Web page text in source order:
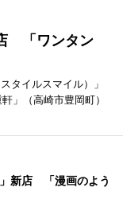
「ワンタン
タイルスマイル）」
」（高崎市豊岡町）
新店 「漫画のよう